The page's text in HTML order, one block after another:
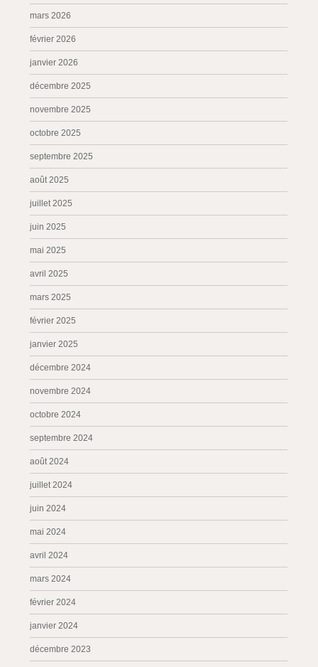
mars 2026
février 2026
janvier 2026
décembre 2025
novembre 2025
octobre 2025
septembre 2025
août 2025
juillet 2025
juin 2025
mai 2025
avril 2025
mars 2025
février 2025
janvier 2025
décembre 2024
novembre 2024
octobre 2024
septembre 2024
août 2024
juillet 2024
juin 2024
mai 2024
avril 2024
mars 2024
février 2024
janvier 2024
décembre 2023